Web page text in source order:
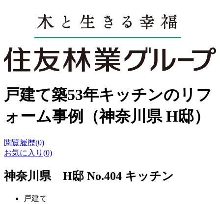
戸建て築53年キッチンのリフ
ォーム事例（神奈川県 H邸）
閲覧履歴(0)
お気に入り(0)
神奈川県 H邸 No.404 キッチン
戸建て